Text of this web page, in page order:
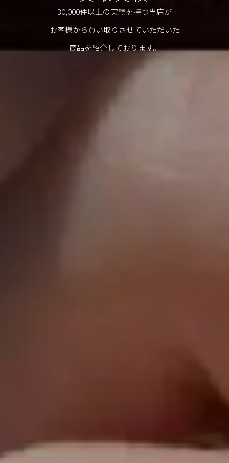
30,000件以上の実績を持つ当店が
お客様から買い取りさせていただいた
商品を紹介しております。